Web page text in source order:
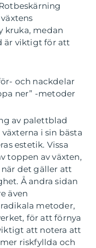
kruka, medan
är viktigt för att
och nackdelar
ner” -metoder
av palettblad
i sin bästa
estetik. Vissa
toppen av växten,
när det gäller att
Å andra sidan
även
metoder,
för att förnya
att notera att
riskfyllda och